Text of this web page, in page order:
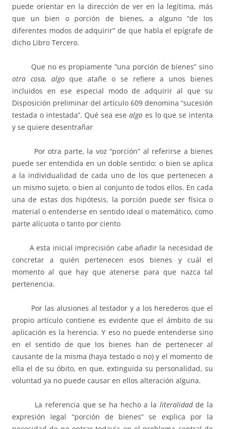
puede orientar en la dirección de ver en la legítima, más
que un bien o porción de bienes, a alguno “de los
diferentes modos de adquirir” de que habla el epígrafe de
dicho Libro Tercero.
Que no es propiamente “una porción de bienes” sino
otra cosa, algoque atañe o se refiere a unos bienes
incluidos en ese especial modo de adquirir al que su
Disposición preliminar del artículo 609 denomina “sucesión
testada o intestada”. Qué sea ese algoes lo que se intenta
y se quiere desentrañar
Por otra parte, la voz “porción” al referirse a bienes
puede ser entendida en un doble sentido: o bien se aplica
a la individualidad de cada uno de los que pertenecen a
un mismo sujeto, o bien al conjunto de todos ellos. En cada
una de estas dos hipótesis, la porción puede ser física o
material o entenderse en sentido ideal o matemático, como
parte alícuota o tanto por ciento
A esta inicial imprecisión cabe añadir la necesidad de
concretar a quién pertenecen esos bienes y cuál el
momento al que hay que atenerse para que nazca tal
pertenencia.
Por las alusiones al testador y a los herederos que el
propio artículo contiene es evidente que el ámbito de su
aplicación es la herencia. Y eso no puede entenderse sino
en el sentido de que los bienes han de pertenecer al
causante de la misma (haya testado o no) y el momento de
ella el de su óbito, en que, extinguida su personalidad, su
voluntad ya no puede causar en ellos alteración alguna.
La referencia que se ha hecho a la literalidadde la
expresión legal “porción de bienes” se explica por la